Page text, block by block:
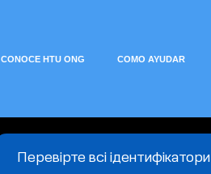
CONOCE HTU ONG COMO AYUDAR
Перевірте всі ідентифікатори